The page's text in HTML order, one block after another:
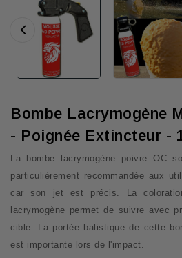
Bombe Lacrymogène
- Poignée Extincteur -
La bombe lacrymogène poivre OC
particulièrement recommandée aux
car son jet est précis. La
lacrymogène permet de suivre avec
cible. La portée balistique de cette
est importante lors de l'impact.